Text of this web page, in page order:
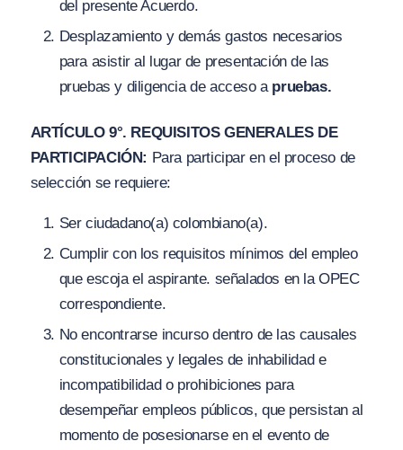
del presente Acuerdo.
Desplazamiento y demás gastos necesarios
para asistir al lugar de presentación de las
pruebas y diligencia de acceso a pruebas.
ARTÍCULO 9°. REQUISITOS GENERALES DE
PARTICIPACIÓN: Para participar en el proceso de
selección se requiere:
Ser ciudadano(a) colombiano(a).
Cumplir con los requisitos mínimos del empleo
que escoja el aspirante. señalados en la OPEC
correspondiente.
No encontrarse incurso dentro de las causales
constitucionales y legales de inhabilidad e
incompatibilidad o prohibiciones para
desempeñar empleos públicos, que persistan al
momento de posesionarse en el evento de